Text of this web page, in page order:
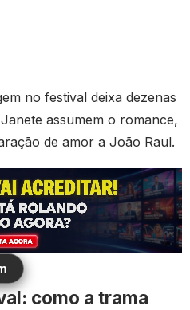
no festival deixa dezenas
assumem o romance,
de amor a João Raul.
como a trama